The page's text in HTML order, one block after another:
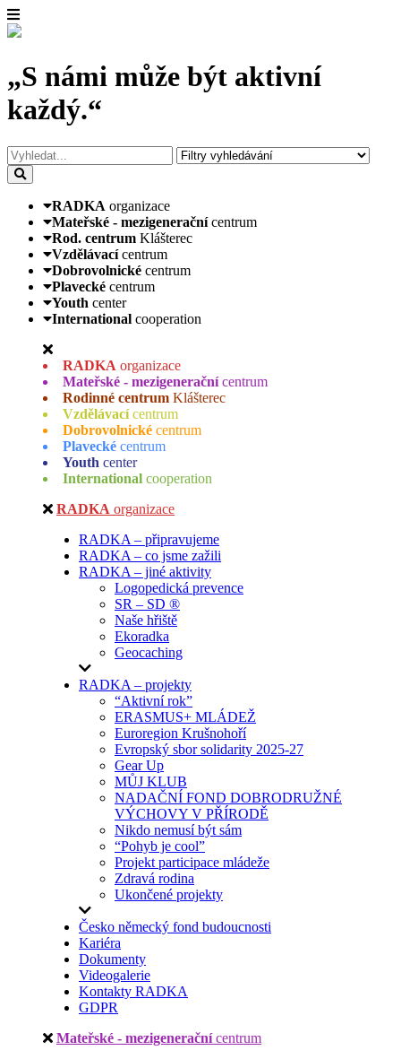
„S námi může být aktivní
každý.“
RADKA organizace
Mateřské - mezigenerační centrum
Rod. centrum Klášterec
Vzdělávací centrum
Dobrovolnické centrum
Plavecké centrum
Youth center
International cooperation
RADKA organizace
Mateřské - mezigenerační centrum
Rodinné centrum Klášterec
Vzdělávací centrum
Dobrovolnické centrum
Plavecké centrum
Youth center
International cooperation
RADKA organizace
RADKA – připravujeme
RADKA – co jsme zažili
RADKA – jiné aktivity
Logopedická prevence
SR – SD ®
Naše hřiště
Ekoradka
Geocaching
RADKA – projekty
“Aktivní rok”
ERASMUS+ MLÁDEŽ
Euroregion Krušnohoří
Evropský sbor solidarity 2025-27
Gear Up
MŮJ KLUB
NADAČNÍ FOND DOBRODRUŽNÉ
VÝCHOVY V PŘÍRODĚ
Nikdo nemusí být sám
“Pohyb je cool”
Projekt participace mládeže
Zdravá rodina
Ukončené projekty
Česko německý fond budoucnosti
Kariéra
Dokumenty
Videogalerie
Kontakty RADKA
GDPR
Mateřské - mezigenerační centrum